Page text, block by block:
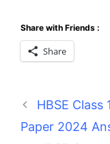
Share with Friends :
Share
HBSE Class
Paper 2024